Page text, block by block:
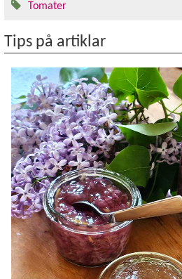
Tomater
Tips på artiklar